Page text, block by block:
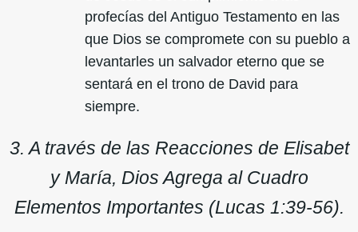
profecías del Antiguo Testamento en las
que Dios se compromete con su pueblo a
levantarles un salvador eterno que se
sentará en el trono de David para
siempre.
3. A través de las Reacciones de Elisabet
y María, Dios Agrega al Cuadro
Elementos Importantes (Lucas 1:39-56).